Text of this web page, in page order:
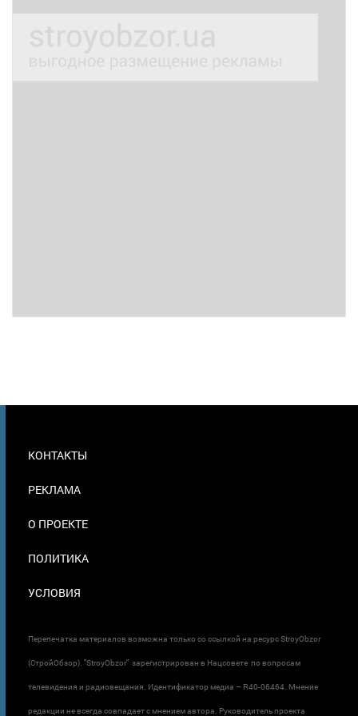
В
КОНТАКТЫ
РЕКЛАМА
О ПРОЕКТЕ
ПОЛИТИКА
УСЛОВИЯ
Перепечатка материалов возможна только со ссылкой на ресурс StroyObzor
(СтройОбзор). "StroyObzor" зарегистрирован в Нацсовете по вопросам
телевидения и радиовещания. Идентификатор медиа – R40-06464. Мнение
редакции не всегда совпадает с мнением автора. Руководитель проекта